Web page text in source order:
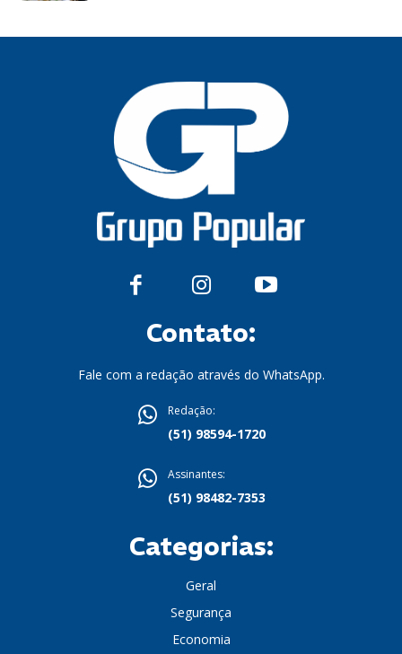
Contato:
Fale com a redação através do WhatsApp.
Redação:
(51) 98594-1720
Assinantes:
(51) 98482-7353
Categorias:
Geral
Segurança
Economia